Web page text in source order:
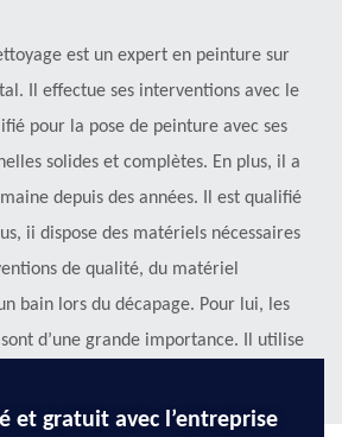
est un expert en peinture sur
Il effectue ses interventions avec le
pour la pose de peinture avec ses
solides et complètes. En plus, il a
depuis des années. Il est qualifié
ii dispose des matériels nécessaires
de qualité, du matériel
bain lors du décapage. Pour lui, les
d’une grande importance. Il utilise
et gratuit avec l’entreprise